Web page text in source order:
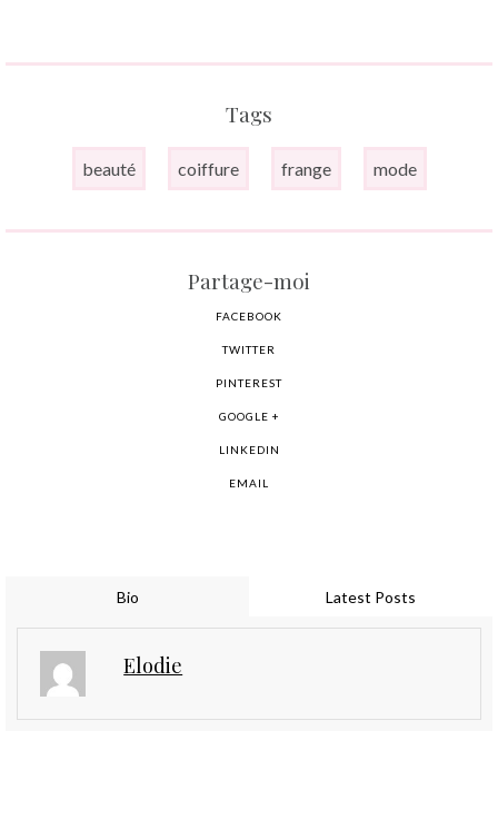
Tags
beauté coiffure frange mode
Partage-moi
FACEBOOK
TWITTER
PINTEREST
GOOGLE +
LINKEDIN
EMAIL
Bio Latest Posts
Elodie